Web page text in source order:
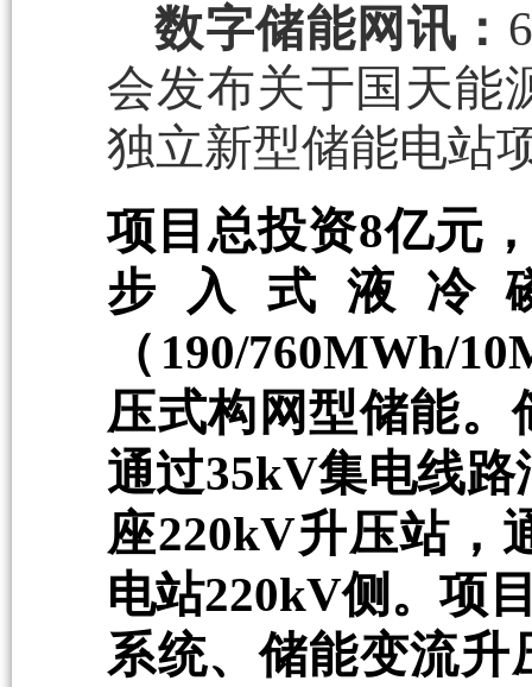
数字储能网讯：
会发布关于国天能
独立新型储能电站
项目总投资8亿元
步入式液冷
（190/760MWh/
压式构网型储能
通过35kV集电线
座220kV升压站，
电站220kV侧。项
系统、储能变流升